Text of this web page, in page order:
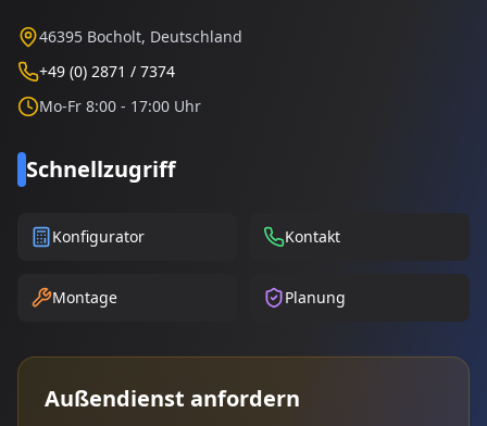
46395 Bocholt, Deutschland
+49 (0) 2871 / 7374
Mo-Fr 8:00 - 17:00 Uhr
Schnellzugriff
Konfigurator Kontakt
Montage Planung
Außendienst anfordern